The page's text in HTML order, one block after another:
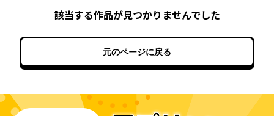
該当する作品が見つかりませんでした
元のページに戻る